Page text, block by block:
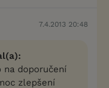
7.4.2013 20:48
na doporučení
zlepšení